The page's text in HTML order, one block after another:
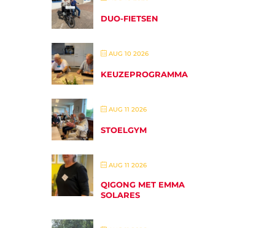
DUO-FIETSEN
AUG 10 2026
KEUZEPROGRAMMA
AUG 11 2026
STOELGYM
AUG 11 2026
QIGONG MET EMMA
SOLARES